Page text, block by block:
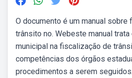
O documento é um manual sobre
trânsito no. Webeste manual
municipal na fiscalização de
competências dos órgãos
procedimentos a serem